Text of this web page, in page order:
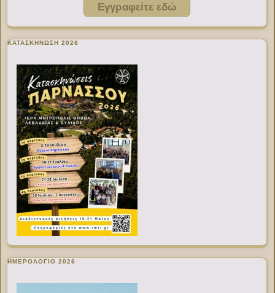
Εγγραφείτε εδώ
ΚΑΤΑΣΚΗΝΩΣΗ 2026
ΗΜΕΡΟΛΟΓΙΟ 2026